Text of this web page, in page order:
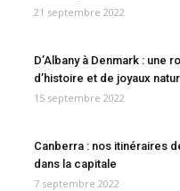
21 septembre 2022
D’Albany à Denmark : une
d’histoire et de joyaux
15 septembre 2022
Canberra : nos itinéraires
dans la capitale
7 septembre 2022